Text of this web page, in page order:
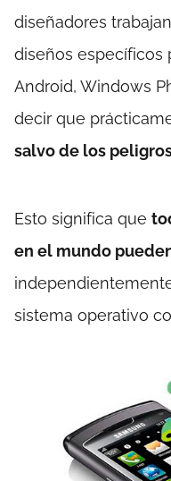
diseñadores
diseños específicos
Android, Windows
decir que
salvo de los
Esto significa que
en el mundo
sistema operativo